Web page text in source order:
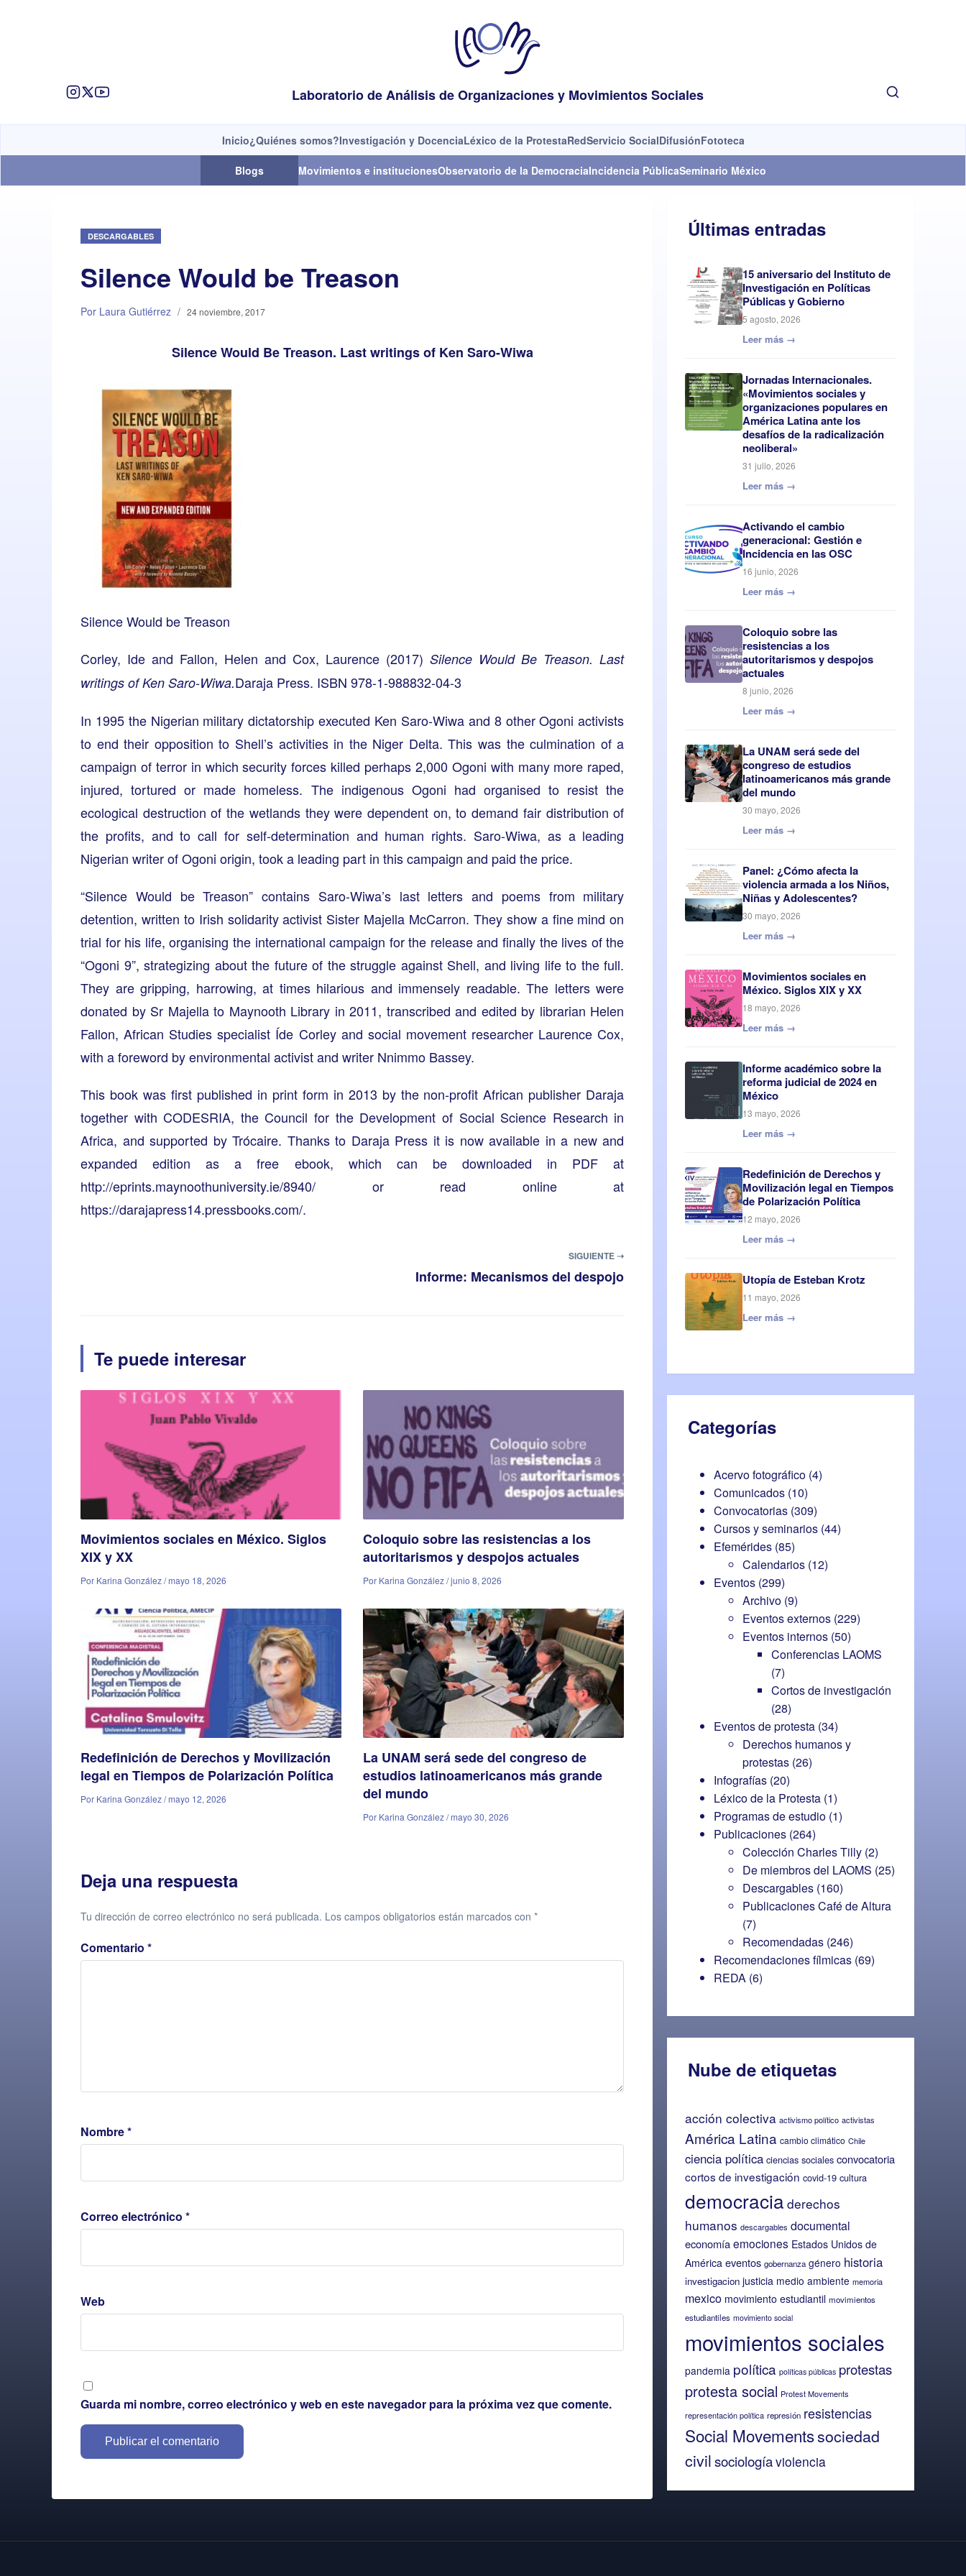
Laboratorio de Análisis de Organizaciones y Movimientos Sociales
Inicio¿Quiénes somos?Investigación y DocenciaLéxico de la ProtestaRedServicio SocialDifusiónFototeca
Blogs Movimientos e institucionesObservatorio de la DemocraciaIncidencia PúblicaSeminario México
DESCARGABLES
Silence Would be Treason
Por Laura Gutiérrez / 24 noviembre, 2017
Silence Would Be Treason. Last writings of Ken Saro-Wiwa
Silence Would be Treason
Corley, Ide and Fallon, Helen and Cox, Laurence (2017)Silence Would Be Treason. Last
writings of Ken Saro-Wiwa.Daraja Press. ISBN 978-1-988832-04-3
In 1995 the Nigerian military dictatorship executed Ken Saro-Wiwa and 8 other Ogoni activists
to end their opposition to Shell’s activities in the Niger Delta. This was the culmination of a
campaign of terror in which security forces killed perhaps 2,000 Ogoni with many more raped,
injured, tortured or made homeless. The indigenous Ogoni had organised to resist the
ecological destruction of the wetlands they were dependent on, to demand fair distribution of
the profits, and to call for self-determination and human rights. Saro-Wiwa, as a leading
Nigerian writer of Ogoni origin, took a leading part in this campaign and paid the price.
“Silence Would be Treason” contains Saro-Wiwa’s last letters and poems from military
detention, written to Irish solidarity activist Sister Majella McCarron. They show a fine mind on
trial for his life, organising the international campaign for the release and finally the lives of the
“Ogoni 9”, strategizing about the future of the struggle against Shell, and living life to the full.
They are gripping, harrowing, at times hilarious and immensely readable. The letters were
donated by Sr Majella to Maynooth Library in 2011, transcribed and edited by librarian Helen
Fallon, African Studies specialist Íde Corley and social movement researcher Laurence Cox,
with a foreword by environmental activist and writer Nnimmo Bassey.
This book was first published in print form in 2013 by the non-profit African publisher Daraja
together with CODESRIA, the Council for the Development of Social Science Research in
Africa, and supported by Trócaire. Thanks to Daraja Press it is now available in a new and
expanded edition as a free ebook, which can be downloaded in PDF at
http://eprints.maynoothuniversity.ie/8940/ or read online at
https://darajapress14.pressbooks.com/.
SIGUIENTE ➝
Informe: Mecanismos del despojo
Te puede interesar
Movimientos sociales en México. Siglos
XIX y XX
Por Karina González / mayo 18, 2026
Coloquio sobre las resistencias a los
autoritarismos y despojos actuales
Por Karina González / junio 8, 2026
Redefinición de Derechos y Movilización
legal en Tiempos de Polarización Política
Por Karina González / mayo 12, 2026
La UNAM será sede del congreso de
estudios latinoamericanos más grande
del mundo
Por Karina González / mayo 30, 2026
Deja una respuesta
Tu dirección de correo electrónico no será publicada. Los campos obligatorios están marcados con *
Comentario *
Nombre*
Correo electrónico *
Web
Guarda mi nombre, correo electrónico y web en este navegador para la próxima vez que comente.
Últimas entradas
15 aniversario del Instituto de
Investigación en Políticas
Públicas y Gobierno
5 agosto, 2026
Leer más →
Jornadas Internacionales.
«Movimientos sociales y
organizaciones populares en
América Latina ante los
desafíos de la radicalización
neoliberal»
31 julio, 2026
Leer más →
Activando el cambio
generacional: Gestión e
Incidencia en las OSC
16 junio, 2026
Leer más →
Coloquio sobre las
resistencias a los
autoritarismos y despojos
actuales
8 junio, 2026
Leer más →
La UNAM será sede del
congreso de estudios
latinoamericanos más grande
del mundo
30 mayo, 2026
Leer más →
Panel: ¿Cómo afecta la
violencia armada a los Niños,
Niñas y Adolescentes?
30 mayo, 2026
Leer más →
Movimientos sociales en
México. Siglos XIX y XX
18 mayo, 2026
Leer más →
Informe académico sobre la
reforma judicial de 2024 en
México
13 mayo, 2026
Leer más →
Redefinición de Derechos y
Movilización legal en Tiempos
de Polarización Política
12 mayo, 2026
Leer más →
Utopía de Esteban Krotz
11 mayo, 2026
Leer más →
Categorías
Acervo fotográfico (4)
Comunicados (10)
Convocatorias (309)
Cursos y seminarios (44)
Efemérides (85)
Calendarios (12)
Eventos (299)
Archivo (9)
Eventos externos (229)
Eventos internos (50)
Conferencias LAOMS
(7)
Cortos de investigación
(28)
Eventos de protesta (34)
Derechos humanos y
protestas (26)
Infografías (20)
Léxico de la Protesta (1)
Programas de estudio (1)
Publicaciones (264)
Colección Charles Tilly (2)
De miembros del LAOMS (25)
Descargables (160)
Publicaciones Café de Altura
(7)
Recomendadas (246)
Recomendaciones fílmicas (69)
REDA (6)
Nube de etiquetas
acción colectiva activismo político activistas
América Latina cambio climático Chile
ciencia política ciencias sociales convocatoria
cortos de investigación covid-19 cultura
democracia derechos
humanos descargables documental
economía emociones Estados Unidos de
América eventos gobernanza género historia
investigacion justicia medio ambiente memoria
mexico movimiento estudiantil movimientos
estudiantiles movimiento social
movimientos sociales
pandemia política políticas públicas protestas
protesta social Protest Movements
representación política represión resistencias
Social Movementssociedad
civilsociologíaviolencia